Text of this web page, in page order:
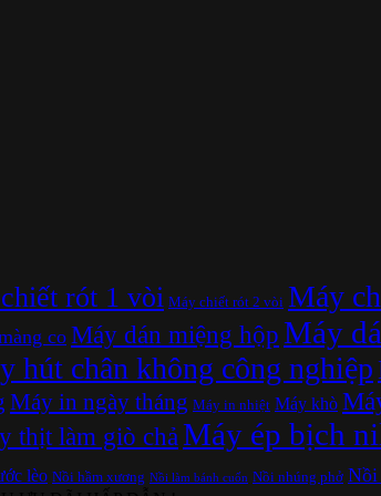
rót 1 vòi Máy chiết rót 2 vòi Máy
coMáy dán miệng hộpMáy
hút chân không công nghiệp
Máy in ngày tháng Máy in nhiệt Máy khò
thịt làm giò chảMáy ép bịch
lèo Nồi hầm xương Nồi làm bánh cuốn Nồi nhúng phở Nồi